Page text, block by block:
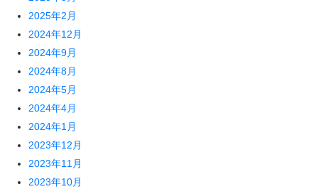
2025年2月
2024年12月
2024年9月
2024年8月
2024年5月
2024年4月
2024年1月
2023年12月
2023年11月
2023年10月